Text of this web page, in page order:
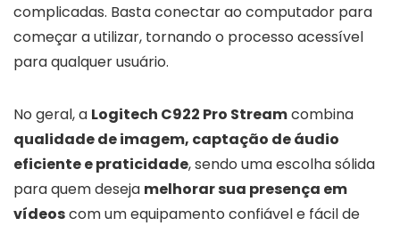
complicadas. Basta conectar ao computador para
começar a utilizar, tornando o processo acessível
para qualquer usuário.
No geral, a Logitech C922 Pro Streamcombina
qualidade de imagem, captação de áudio
eficiente e praticidade, sendo uma escolha sólida
para quem deseja melhorar sua presença em
vídeoscom um equipamento confiável e fácil de